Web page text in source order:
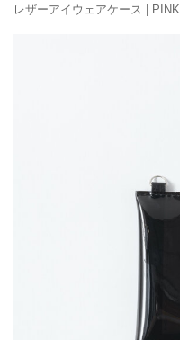
レザーアイウェアケース | PINK